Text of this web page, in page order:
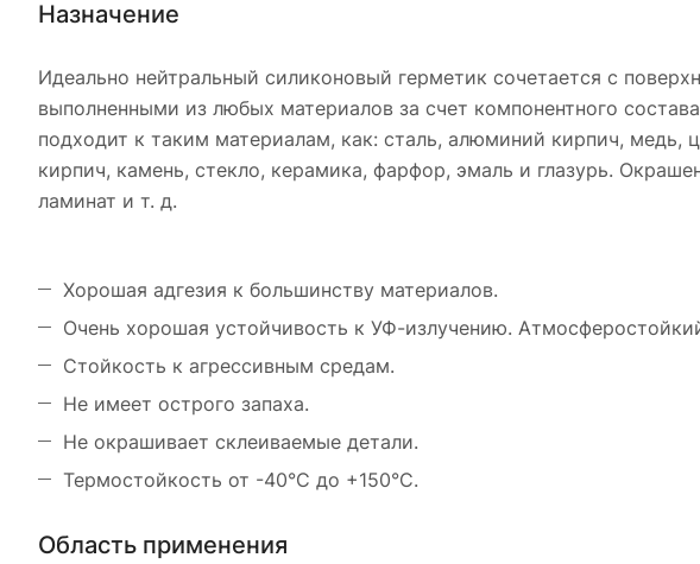
Назначение
Идеально нейтральный силиконовый герметик сочетается с
выполненными из любых материалов за счет компонентного
подходит к таким материалам, как: сталь, алюминий кирпич, медь,
кирпич, камень, стекло, керамика, фарфор, эмаль и глазурь.
ламинат и т. д.
Хорошая адгезия к большинству материалов.
Очень хорошая устойчивость к УФ-излучению.
Стойкость к агрессивным средам.
Не имеет острого запаха.
Не окрашивает склеиваемые детали.
Термостойкость от -40°С до +150°С.
Область применения